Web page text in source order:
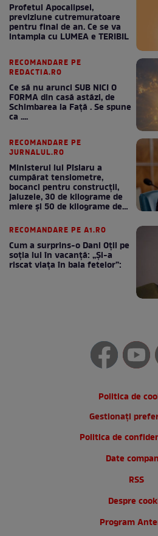
Profetul Apocalipsei,
previziune cutremuratoare
pentru final de an. Ce se va
intampla cu LUMEA e TERIBIL
RECOMANDARE PE
REDACTIA.RO
Ce să nu arunci SUB NICI O
FORMA din casă astăzi, de
Schimbarea la Față . Se spune
ca ....
RECOMANDARE PE
JURNALUL.RO
Ministerul lui Pîslaru a
cumpărat tensiometre,
bocanci pentru construcții,
jaluzele, 30 de kilograme de
miere și 50 de kilograme de
RECOMANDARE PE A1.RO
Cum a surprins-o Dani Oțil pe
soția lui în vacanță: „Și-a
riscat viața în baia fetelor”:
Politica de
Gestionați
Politica de
Date
RSS
Despre
Program